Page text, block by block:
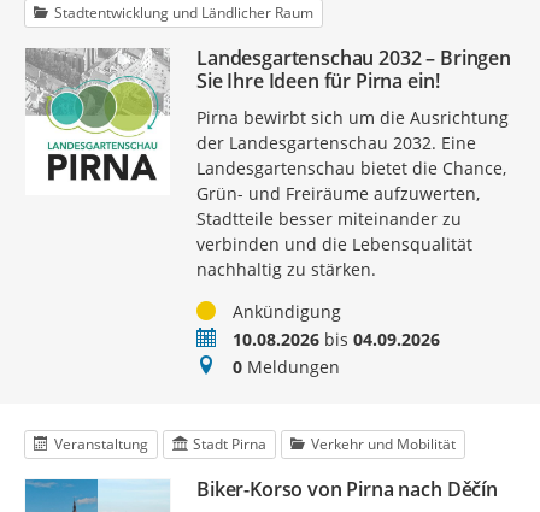
Stadtentwicklung und Ländlicher Raum
Landesgartenschau 2032 – Bringen
Sie Ihre Ideen für Pirna ein!
Pirna bewirbt sich um die Ausrichtung
der Landesgartenschau 2032. Eine
Landesgartenschau bietet die Chance,
Grün- und Freiräume aufzuwerten,
Stadtteile besser miteinander zu
verbinden und die Lebensqualität
nachhaltig zu stärken.
StatusAnkündigung
Zeitraum10.08.2026bis 04.09.2026
Meldungen
0Meldungen
Veranstaltung Stadt Pirna Verkehr und Mobilität
Biker-Korso von Pirna nach Děčín